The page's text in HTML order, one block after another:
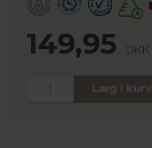
149,95 DKK
Læg i kurv